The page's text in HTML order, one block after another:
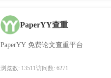
PaperYY查重
PaperYY 免费论文查重平台
浏览数: 13511访问数: 6271